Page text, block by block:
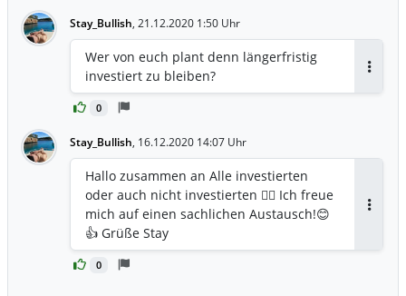
Stay_Bullish, 21.12.2020 1:50 Uhr
0
Wer von euch plant denn längerfristig
investiert zu bleiben?
Stay_Bullish, 16.12.2020 14:07 Uhr
0
Hallo zusammen an Alle investierten
oder auch nicht investierten 🙋‍♂️ Ich freue
mich auf einen sachlichen Austausch!😊
👍 Grüße Stay